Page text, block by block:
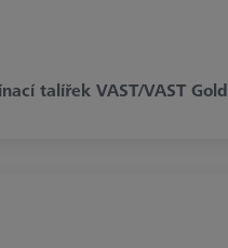
talířek VAST/VAST Gold